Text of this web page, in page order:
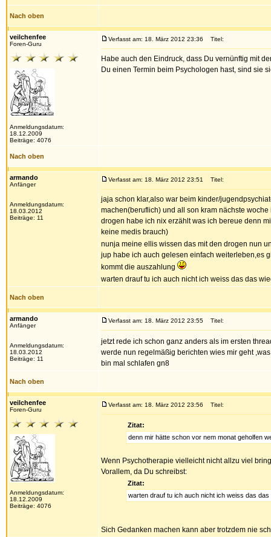
Nach oben
veilchenfee
Foren-Guru
Anmeldungsdatum:
18.12.2009
Beiträge: 4076
Verfasst am: 18. März 2012 23:36 Titel:
Habe auch den Eindruck, dass Du vernünftig mit
Du einen Termin beim Psychologen hast, sind sie
Nach oben
armando
Anfänger
Anmeldungsdatum:
18.03.2012
Beiträge: 11
Verfasst am: 18. März 2012 23:51 Titel:
jaja schon klar,also war beim kinder/
machen(beruflich) und all son kram nächste
drogen habe ich nix erzählt was ich bereue denn
keine medis brauch)
nunja meine ellis wissen das mit den drogen nun
jup habe ich auch gelesen einfach weiterleben,es
kommt die auszahlung
warten drauf tu ich auch nicht ich weiss das das
Nach oben
armando
Anfänger
Anmeldungsdatum:
18.03.2012
Beiträge: 11
Verfasst am: 18. März 2012 23:55 Titel:
jetzt rede ich schon ganz anders als im ersten
werde nun regelmäßig berichten wies mir geht
bin mal schlafen gn8
Nach oben
veilchenfee
Foren-Guru
Anmeldungsdatum:
18.12.2009
Beiträge: 4076
Verfasst am: 18. März 2012 23:56 Titel:
Zitat:
denn mir hätte schon vor nem monat geholfen
Wenn Psychotherapie vielleicht nicht allzu viel
Vorallem, da Du schreibst:
Zitat:
warten drauf tu ich auch nicht ich weiss das
Sich Gedanken machen kann aber trotzdem nie